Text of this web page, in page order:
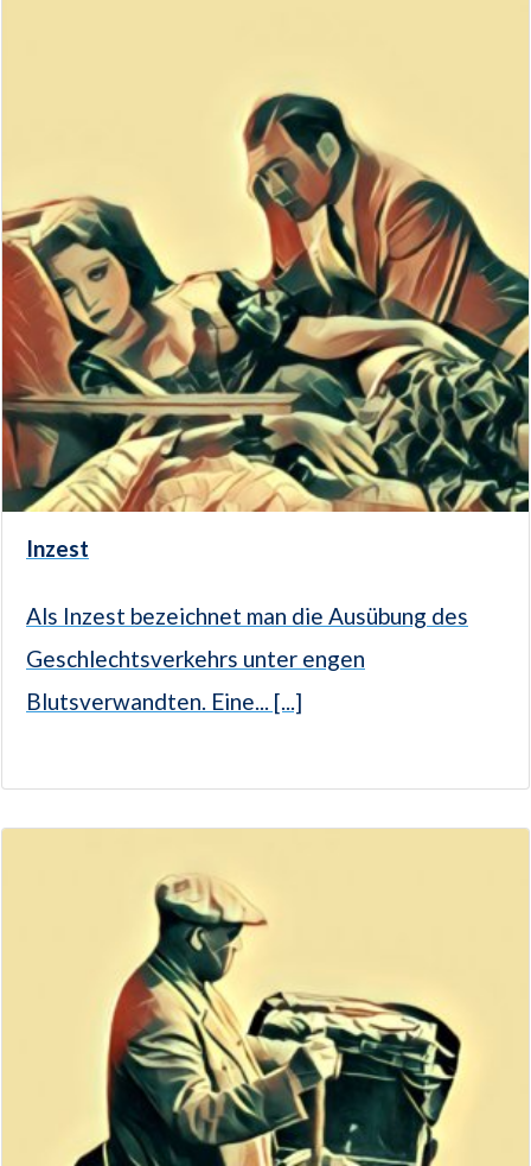
Inzest
Als Inzest bezeichnet man die Ausübung des
Geschlechtsverkehrs unter engen
Blutsverwandten. Eine... [...]